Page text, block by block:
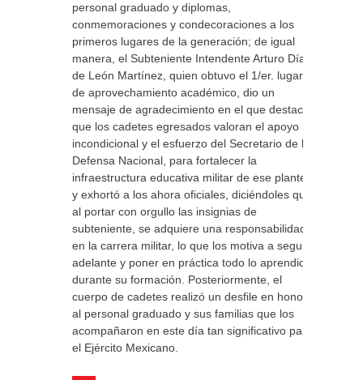
personal graduado y diplomas,
conmemoraciones y condecoraciones a los
primeros lugares de la generación; de igual
manera, el Subteniente Intendente Arturo Díaz
de León Martínez, quien obtuvo el 1/er. lugar
de aprovechamiento académico, dio un
mensaje de agradecimiento en el que destacó
que los cadetes egresados valoran el apoyo
incondicional y el esfuerzo del Secretario de la
Defensa Nacional, para fortalecer la
infraestructura educativa militar de ese plantel;
y exhortó a los ahora oficiales, diciéndoles que
al portar con orgullo las insignias de
subteniente, se adquiere una responsabilidad
en la carrera militar, lo que los motiva a seguir
adelante y poner en práctica todo lo aprendido
durante su formación. Posteriormente, el
cuerpo de cadetes realizó un desfile en honor
al personal graduado y sus familias que los
acompañaron en este día tan significativo para
el Ejército Mexicano.